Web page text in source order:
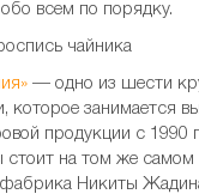
всем по порядку.
— одно из шести
которое занимается
продукции с 1990
на том же самом
Никиты Жадина